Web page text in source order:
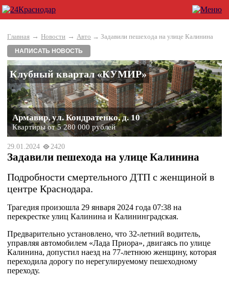
Главная → Новости → Авто → Задавили пешехода на улице Калинина
НАПИСАТЬ НОВОСТЬ
Клубный квартал «КУМИР»
Армавир, ул. Кондратенко, д. 10
Квартиры от 5 280 000 рублей
29.01.2024 2420
Задавили пешехода на улице Калинина
Подробности смертельного ДТП с женщиной в
центре Краснодара.
Трагедия произошла 29 января 2024 года 07:38 на
перекрестке улиц Калинина и Калининградская.
Предварительно установлено, что 32-летний водитель,
управляя автомобилем «Лада Приора», двигаясь по улице
Калинина, допустил наезд на 77-летнюю женщину, которая
переходила дорогу по нерегулируемому пешеходному
переходу.